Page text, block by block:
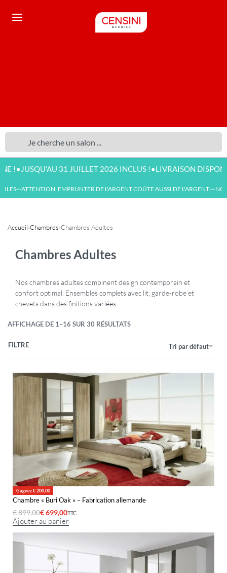
31 JUILLET 2026 INCLUS !•LIVRAISON DISPONIBLE DÈS 500
—ATTENTION, EMPRUNTER DE L'ARGENT COÛTE AUSSI DE L'ARGENT.—
Accueil›Chambres›Chambres Adultes
Chambres Adultes
Nos chambres adultes combinent design contemporain et
confort optimal. Ensembles complets avec lit, garde-robe et
chevets dans des finitions variées.
AFFICHAGE DE 1–16 SUR 30 RÉSULTATS
Tri par défaut
FILTRE
Gagnez € 200,00
Chambre « Buri Oak » – Fabrication allemande
€899,00€699,00TTC
Ajouter au panier